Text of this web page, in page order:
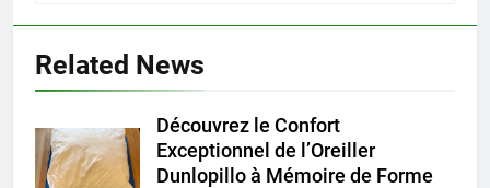
Related News
Découvrez le Confort
Exceptionnel de l’Oreiller
Dunlopillo à Mémoire de Forme